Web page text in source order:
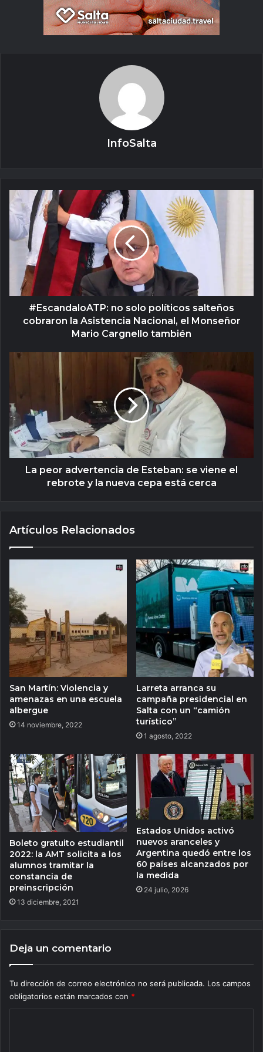
InfoSalta
#EscandaloATP: no solo políticos salteños
cobraron la Asistencia Nacional, el Monseñor
Mario Cargnello también
La peor advertencia de Esteban: se viene el
rebrote y la nueva cepa está cerca
Artículos Relacionados
San Martín: Violencia y
amenazas en una escuela
albergue
14 noviembre, 2022
Larreta arranca su
campaña presidencial en
Salta con un “camión
turístico”
1 agosto, 2022
Boleto gratuito estudiantil
2022: la AMT solicita a los
alumnos tramitar la
constancia de
preinscripción
13 diciembre, 2021
Estados Unidos activó
nuevos aranceles y
Argentina quedó entre los
60 países alcanzados por
la medida
24 julio, 2026
Deja un comentario
Tu dirección de correo electrónico no será publicada. Los campos
obligatorios están marcados con *